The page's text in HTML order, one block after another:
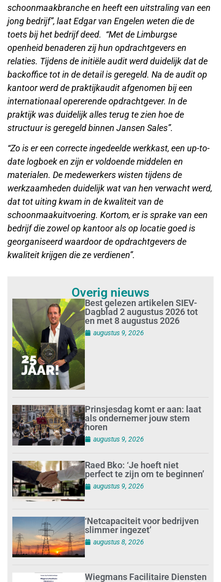
schoonmaakbranche en heeft een uitstraling van een
jong bedrijf”, laat Edgar van Engelen weten die de
toets bij het bedrijf deed. “Met de Limburgse
openheid benaderen zij hun opdrachtgevers en
relaties. Tijdens de initiële audit werd duidelijk dat de
backoffice tot in de detail is geregeld. Na de audit op
kantoor werd de praktijkaudit afgenomen bij een
internationaal opererende opdrachtgever. In de
praktijk was duidelijk alles terug te zien hoe de
structuur is geregeld binnen Jansen Sales”.
“Zo is er een correcte ingedeelde werkkast, een up-to-
date logboek en zijn er voldoende middelen en
materialen. De medewerkers wisten tijdens de
werkzaamheden duidelijk wat van hen verwacht werd,
dat tot uiting kwam in de kwaliteit van de
schoonmaakuitvoering. Kortom, er is sprake van een
bedrijf die zowel op kantoor als op locatie goed is
georganiseerd waardoor de opdrachtgevers de
kwaliteit krijgen die ze verdienen”.
Overig nieuws
Best gelezen artikelen SIEV-
Dagblad 2 augustus 2026 tot
en met 8 augustus 2026
augustus 9, 2026
Prinsjesdag komt er aan: laat
als ondernemer jouw stem
horen
augustus 9, 2026
Raed Bko: ‘Je hoeft niet
perfect te zijn om te beginnen’
augustus 9, 2026
‘Netcapaciteit voor bedrijven
slimmer ingezet’
augustus 8, 2026
Wiegmans Facilitaire Diensten